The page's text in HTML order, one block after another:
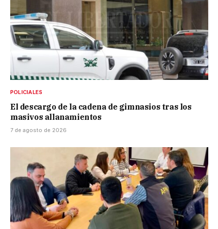
POLICIALES
El descargo de la cadena de gimnasios tras los
masivos allanamientos
7 de agosto de 2026